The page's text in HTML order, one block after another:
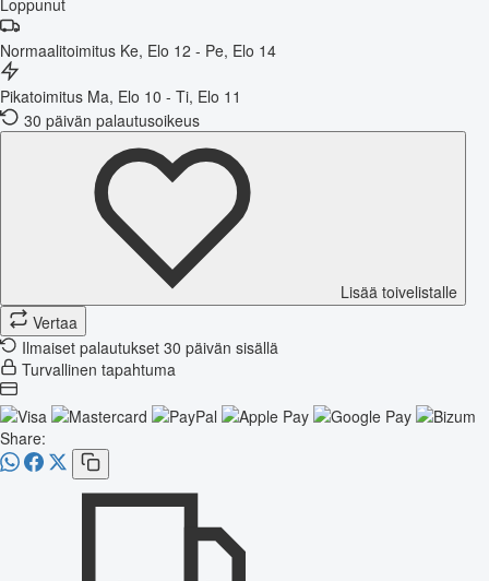
Loppunut
Normaalitoimitus Ke, Elo 12 - Pe, Elo 14
Pikatoimitus Ma, Elo 10 - Ti, Elo 11
30 päivän palautusoikeus
Lisää toivelistalle
Vertaa
Ilmaiset palautukset 30 päivän sisällä
Turvallinen tapahtuma
Share: